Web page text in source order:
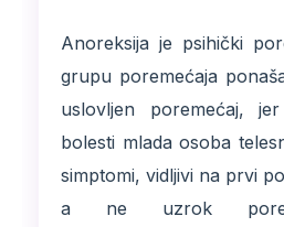
Anoreksija je psihički
grupu poremećaja
uslovljen poremećaj,
bolesti mlada osoba
simptomi, vidljivi na prvi
a ne uzrok